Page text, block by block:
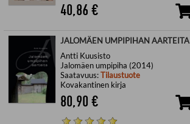
40,86 €
JALOMÄEN UMPIPIHAN AARTEITA
Antti Kuusisto
Jalomäen umpipiha (2014)
Saatavuus:Tilaustuote
Kovakantinen kirja
80,90 €